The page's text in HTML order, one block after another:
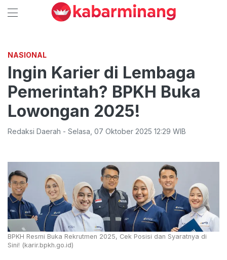
NASIONAL
Ingin Karier di Lembaga
Pemerintah? BPKH Buka
Lowongan 2025!
Redaksi Daerah - Selasa 07 Oktober 2025 12:29 WIB
BPKH Resmi Buka Rekrutmen 2025, Cek Posisi dan Syaratnya di
Sini! (karir.bpkh.go.id)